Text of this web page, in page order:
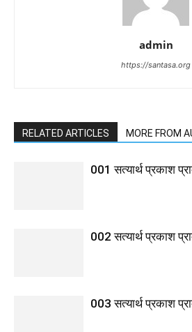
admin
https://santasa.org
RELATED ARTICLES MORE FROM
001 सत्यार्थ प्रकाश
002 सत्यार्थ प्रकाश
003 सत्यार्थ प्रकाश